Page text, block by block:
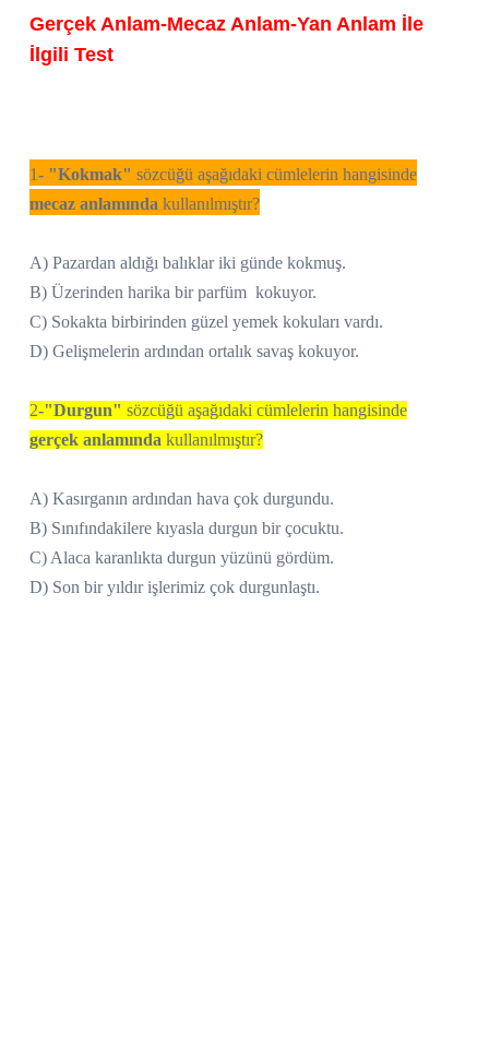
Gerçek Anlam-Mecaz Anlam-Yan Anlam İle
İlgili Test
1- "Kokmak" sözcüğü aşağıdaki cümlelerin hangisinde
mecaz anlamında kullanılmıştır?
A) Pazardan aldığı balıklar iki günde kokmuş.
B) Üzerinden harika bir parfüm kokuyor.
C) Sokakta birbirinden güzel yemek kokuları vardı.
D) Gelişmelerin ardından ortalık savaş kokuyor.
2-"Durgun" sözcüğü aşağıdaki cümlelerin hangisinde
gerçek anlamında kullanılmıştır?
A) Kasırganın ardından hava çok durgundu.
B) Sınıfındakilere kıyasla durgun bir çocuktu.
C) Alaca karanlıkta durgun yüzünü gördüm.
D) Son bir yıldır işlerimiz çok durgunlaştı.